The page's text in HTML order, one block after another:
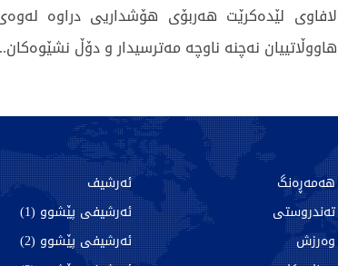
لافاوی لێدەکرێت هەربۆی هۆشداریی دراوە
هاووڵاتییان نەچنە ناوچە مەترسیدار و دۆڵ
هەمەڕەنگ
تەندروستی
وەرزش
ئەرشیف
ئەرشیفی پێشوو (1)
ئەرشیفی پێشوو (2)